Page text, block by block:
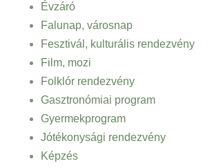
Évzáró
Falunap, városnap
Fesztivál, kulturális rendezvény
Film, mozi
Folklór rendezvény
Gasztronómiai program
Gyermekprogram
Jótékonysági rendezvény
Képzés